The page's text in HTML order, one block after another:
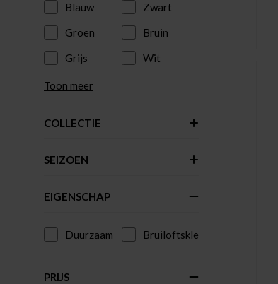
Blauw
Zwart
Groen
Bruin
Grijs
Wit
Toon meer
COLLECTIE
SEIZOEN
EIGENSCHAP
Duurzaam Bruiloftskleding
PRIJS